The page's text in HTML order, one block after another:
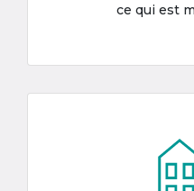
ce qui est